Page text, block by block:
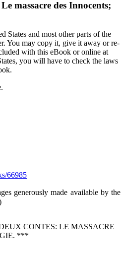
massacre des Innocents;
States and most other parts of the
You may copy it, give it away or re-
with this eBook or online at
you will have to check the laws
66985
generously made available by the
CONTES: LE MASSACRE
***